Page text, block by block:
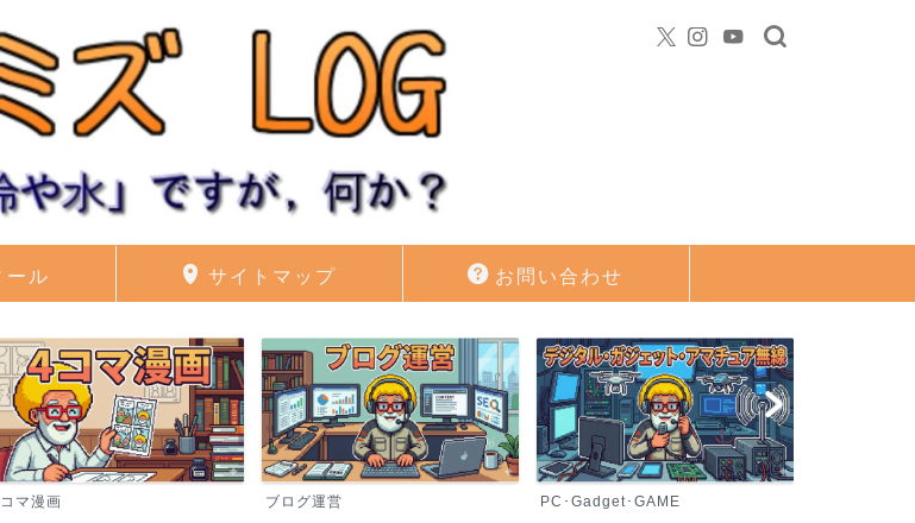
ール サイトマップ お問い合わせ
マ漫画 ブログ運営 PC･Gadget･GAME